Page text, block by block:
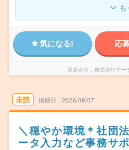
気になる! 応
派遣会社 株式会社ア
未読 掲載日 2026/08/07
＼穏やか環境＊社団
ータ入力など事務サ